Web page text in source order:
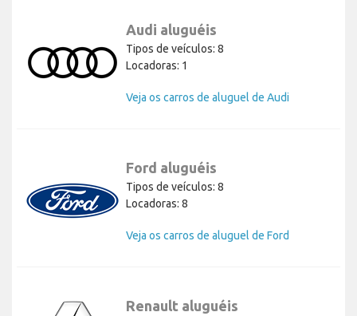
Audi aluguéis
Tipos de veículos: 8
Locadoras: 1
Veja os carros de aluguel de Audi
Ford aluguéis
Tipos de veículos: 8
Locadoras: 8
Veja os carros de aluguel de Ford
Renault aluguéis